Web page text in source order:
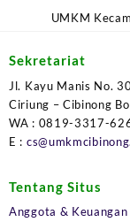
UMKM
Sekretariat
Jl. Kayu Manis No.
Ciriung – Cibinong
WA : 0819-3317-
E :
Tentang Situs
Anggota & Keuangan